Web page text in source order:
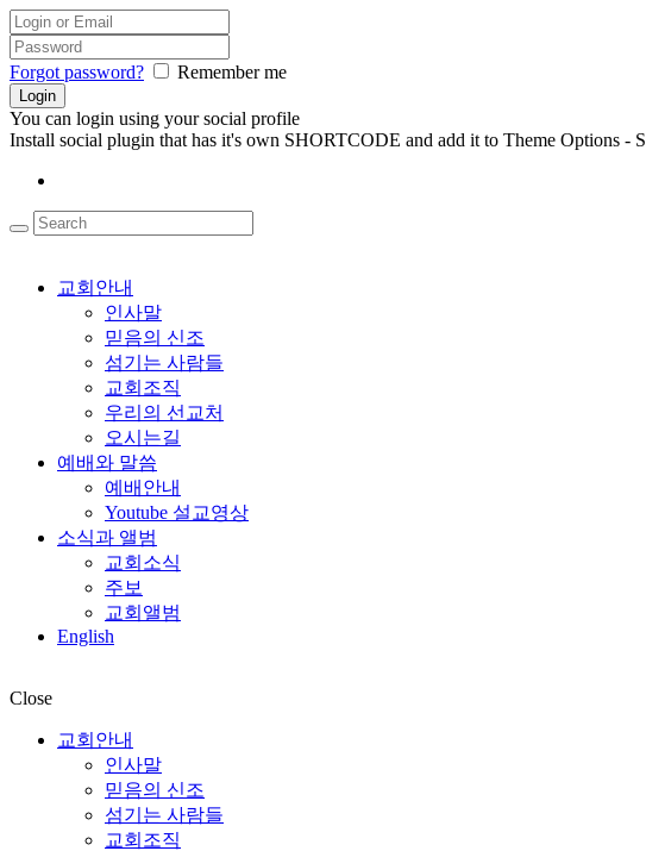
Forgot password? Remember me
You can login using your social profile
Install social plugin that has it's own SHORTCODE and add it to Theme Options
교회안내
인사말
믿음의 신조
섬기는 사람들
교회조직
우리의 선교처
오시는길
예배와 말씀
예배안내
Youtube 설교영상
소식과 앨범
교회소식
주보
교회앨범
English
Close
교회안내
인사말
믿음의 신조
섬기는 사람들
교회조직